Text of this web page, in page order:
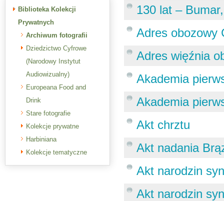
Biblioteka Kolekcji
Prywatnych
Archiwum fotografii
Dziedzictwo Cyfrowe
(Narodowy Instytut
Audiowizualny)
Europeana Food and
Drink
Stare fotografie
Kolekcje prywatne
Harbiniana
Kolekcje tematyczne
130 lat –
Adres obozowy
Adres więźnia
Akademia
Akademia
Akt chrztu
Akt nadania
Akt narodzin
Akt narodzin